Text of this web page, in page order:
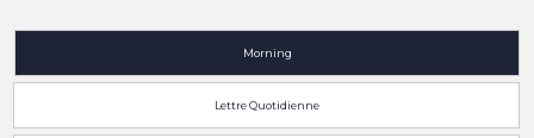
Morning
Lettre Quotidienne